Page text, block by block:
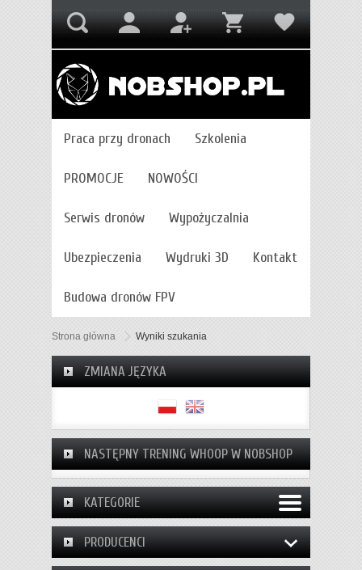
Praca przy dronach Szkolenia
PROMOCJE NOWOŚCI
Serwis dronów Wypożyczalnia
Ubezpieczenia Wydruki 3D Kontakt
Budowa dronów FPV
Strona główna Wyniki szukania
ZMIANA JĘZYKA
NASTĘPNY TRENING WHOOP W NOBSHOP
KATEGORIE
PRODUCENCI